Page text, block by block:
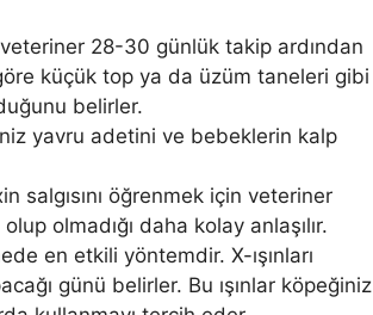
28-30 günlük takip ardından
küçük top ya da üzüm taneleri gibi
belirler.
yavru adetini ve bebeklerin kalp
salgısını öğrenmek için veteriner
olmadığı daha kolay anlaşılır.
en etkili yöntemdir. X-ışınları
günü belirler. Bu ışınlar köpeğiniz